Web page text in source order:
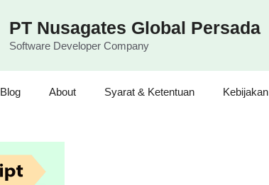
PT Nusagates Global Persada
Software Developer Company
Blog About Syarat & Ketentuan Kebijakan